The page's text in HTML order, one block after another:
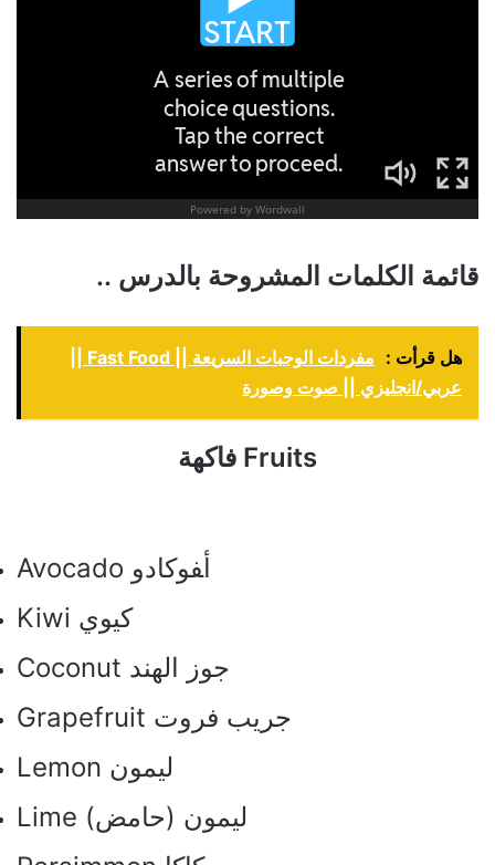
قائمة الكلمات المشروحة بالدرس ..
هل قرأت :
عربي/انجليزي || صوت وصورة
Fruits فاكهة
Avocado ﺃﻔﻮﻛﺎﺩﻭ
Kiwi ﻛﻴﻮﻱ
Coconut ﺟﻮﺯ ﺍﻟﻬﻨﺪ
Grapefruit ﺟﺮﻳﺐ ﻓﺮﻭﺕ
Lemon ﻟﻴﻤﻮﻥ
Lime ﻟﻴﻤﻮﻥ (ﺣﺎﻣﺾ)